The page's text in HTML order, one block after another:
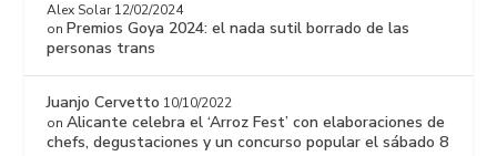
Alex Solar 12/02/2024
onPremios Goya 2024: el nada sutil borrado de las
personas trans
Juanjo Cervetto 10/10/2022
onAlicante celebra el ‘Arroz Fest’ con elaboraciones de
chefs, degustaciones y un concurso popular el sábado 8